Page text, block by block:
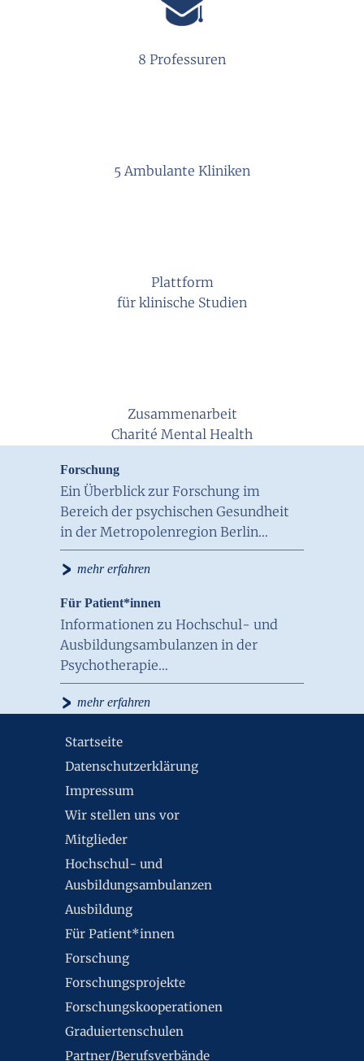
8 Professuren
5 Ambulante Kliniken
Plattform
für klinische Studien
Zusammenarbeit
Charité Mental Health
Forschung
Ein Überblick zur Forschung im
Bereich der psychischen Gesundheit
in der Metropolenregion Berlin…
› mehr erfahren
Für Patient*innen
Informationen zu Hochschul- und
Ausbildungsambulanzen in der
Psychotherapie…
› mehr erfahren
Startseite
Datenschutzerklärung
Impressum
Wir stellen uns vor
Mitglieder
Hochschul- und
Ausbildungsambulanzen
Ausbildung
Für Patient*innen
Forschung
Forschungsprojekte
Forschungskooperationen
Graduiertenschulen
Partner/Berufsverbände